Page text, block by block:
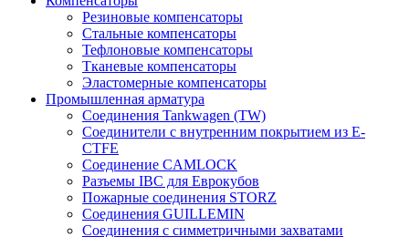
Резиновые компенсаторы
Стальные компенсаторы
Тефлоновые компенсаторы
Тканевые компенсаторы
Эластомерные компенсаторы
Промышленная арматура
Соединения Tankwagen (TW)
Соединители с внутренним покрытием из E-
CTFE
Соединение CAMLOCK
Разъемы IBC для Еврокубов
Пожарные соединения STORZ
Соединения GUILLEMIN
Соединения с симметричными захватами